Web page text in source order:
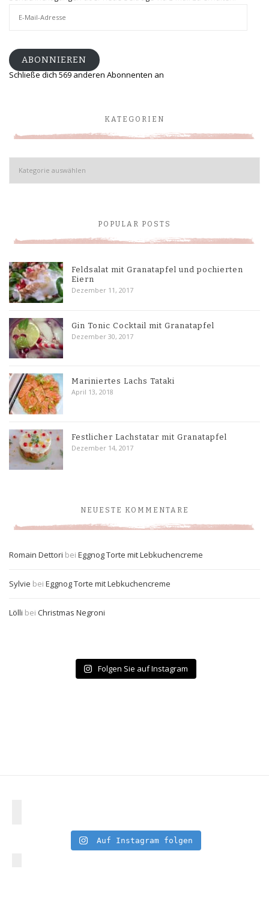
ABONNIEREN
Schließe dich 569 anderen Abonnenten an
KATEGORIEN
Kategorien
POPULAR POSTS
Feldsalat mit Granatapfel und pochierten
Eiern
Dezember 11, 2017
Gin Tonic Cocktail mit Granatapfel
Dezember 30, 2017
Mariniertes Lachs Tataki
April 13, 2018
Festlicher Lachstatar mit Granatapfel
Dezember 14, 2017
NEUESTE KOMMENTARE
Romain Dettori bei Eggnog Torte mit Lebkuchencreme
Sylvie bei Eggnog Torte mit Lebkuchencreme
Lölli bei Christmas Negroni
Folgen Sie auf Instagram
Auf Instagram folgen